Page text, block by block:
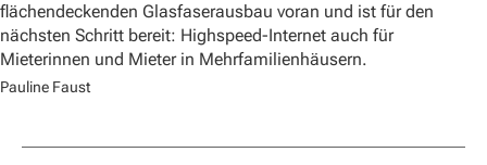
flächendeckenden Glasfaserausbau voran und ist für den
nächsten Schritt bereit: Highspeed-Internet auch für
Mieterinnen und Mieter in Mehrfamilienhäusern.
Pauline Faust